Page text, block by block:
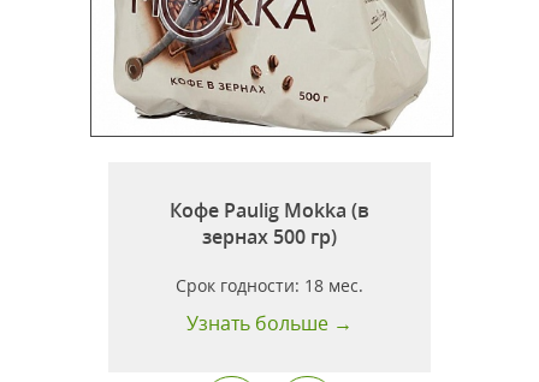
Кофе Paulig Mokka (в
зернах 500 гр)
Срок годности: 18 мес.
Узнать больше →